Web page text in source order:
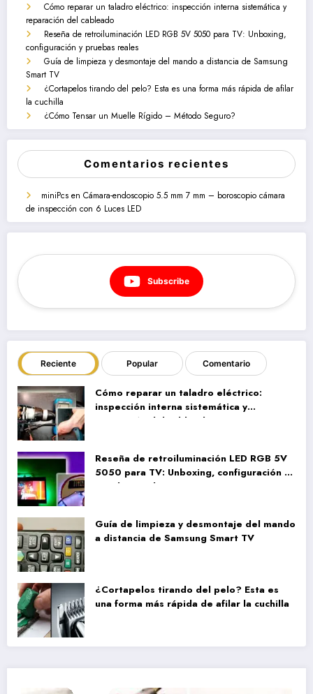
Cómo reparar un taladro eléctrico: inspección interna sistemática y
reparación del cableado
Reseña de retroiluminación LED RGB 5V 5050 para TV: Unboxing,
configuración y pruebas reales
Guía de limpieza y desmontaje del mando a distancia de Samsung
Smart TV
¿Cortapelos tirando del pelo? Esta es una forma más rápida de afilar
la cuchilla
¿Cómo Tensar un Muelle Rígido – Método Seguro?
Comentarios recientes
miniPcs en Cámara-endoscopio 5.5 mm 7 mm – boroscopio cámara
de inspección con 6 Luces LED
Subscribe
Reciente Popular Comentario
Cómo reparar un taladro eléctrico:
inspección interna sistemática y
reparación del cableado
Reseña de retroiluminación LED RGB 5V
5050 para TV: Unboxing, configuración y
pruebas reales
Guía de limpieza y desmontaje del mando
a distancia de Samsung Smart TV
¿Cortapelos tirando del pelo? Esta es
una forma más rápida de afilar la cuchilla